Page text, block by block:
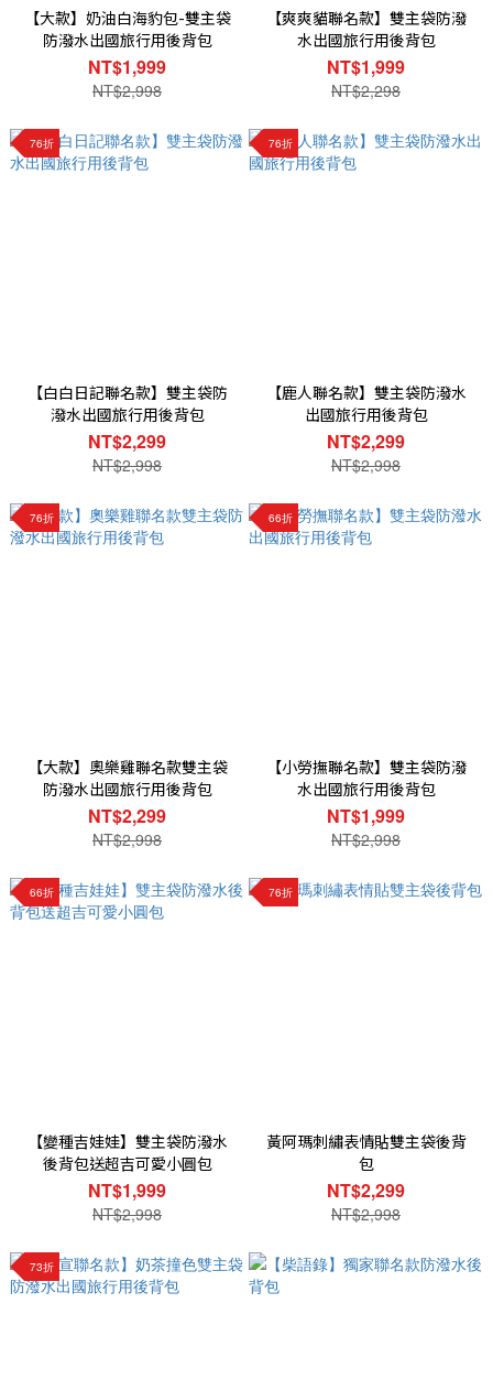
【大款】奶油白海豹包-雙主袋
防潑水出國旅行用後背包
NT$1,999
NT$2,998
【爽爽貓聯名款】雙主袋防潑
水出國旅行用後背包
NT$1,999
NT$2,298
76折
【白白日記聯名款】雙主袋防
潑水出國旅行用後背包
NT$2,299
NT$2,998
76折
【鹿人聯名款】雙主袋防潑水
出國旅行用後背包
NT$2,299
NT$2,998
76折
【大款】奧樂雞聯名款雙主袋
防潑水出國旅行用後背包
NT$2,299
NT$2,998
66折
【小勞撫聯名款】雙主袋防潑
水出國旅行用後背包
NT$1,999
NT$2,998
66折
【變種吉娃娃】雙主袋防潑水
後背包送超吉可愛小圓包
NT$1,999
NT$2,998
76折
黃阿瑪刺繡表情貼雙主袋後背
包
NT$2,299
NT$2,998
73折